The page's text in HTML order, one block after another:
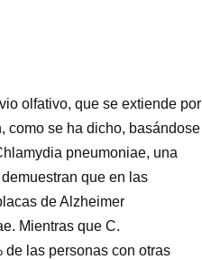
olfativo, que se extiende por
como se ha dicho, basándose
pneumoniae, una
que en las
de Alzheimer
Mientras que C.
de las personas con otras